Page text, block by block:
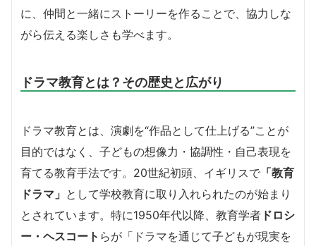
に、仲間と一緒にストーリーを作ることで、協力しな
がら伝える楽しさも学べます。
ドラマ教育とは？その歴史と広がり
ドラマ教育とは、演劇を“作品として仕上げる”ことが
目的ではなく、子どもの想像力・協調性・自己表現を
育てる教育手法です。20世紀初頭、イギリスで 「教育
ドラマ」 として学校教育に取り入れられたのが始まり
とされています。特に1950年代以降、教育学者 ドロシ
ー・ヘスコート らが「ドラマを通じて子どもが現実を